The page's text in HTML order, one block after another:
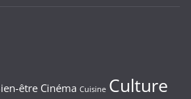
être Cinéma Cuisine Culture